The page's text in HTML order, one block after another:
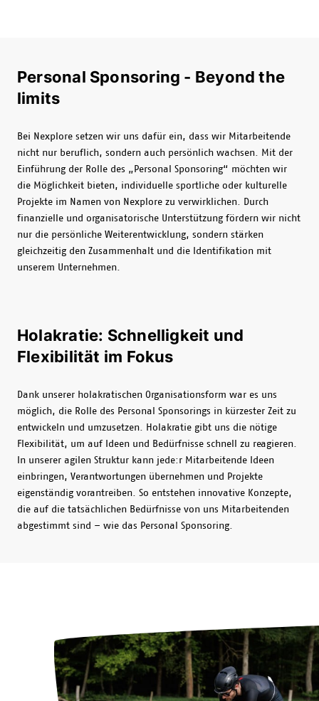
Personal Sponsoring - Beyond the
limits
Bei Nexplore setzen wir uns dafür ein, dass wir Mitarbeitende
nicht nur beruflich, sondern auch persönlich wachsen. Mit der
Einführung der Rolle des „Personal Sponsoring“ möchten wir
die Möglichkeit bieten, individuelle sportliche oder kulturelle
Projekte im Namen von Nexplore zu verwirklichen. Durch
finanzielle und organisatorische Unterstützung fördern wir nicht
nur die persönliche Weiterentwicklung, sondern stärken
gleichzeitig den Zusammenhalt und die Identifikation mit
unserem Unternehmen.
Holakratie: Schnelligkeit und
Flexibilität im Fokus
Dank unserer holakratischen Organisationsform war es uns
möglich, die Rolle des Personal Sponsorings in kürzester Zeit zu
entwickeln und umzusetzen. Holakratie gibt uns die nötige
Flexibilität, um auf Ideen und Bedürfnisse schnell zu reagieren.
In unserer agilen Struktur kann jede:r Mitarbeitende Ideen
einbringen, Verantwortungen übernehmen und Projekte
eigenständig vorantreiben. So entstehen innovative Konzepte,
die auf die tatsächlichen Bedürfnisse von uns Mitarbeitenden
abgestimmt sind – wie das Personal Sponsoring.